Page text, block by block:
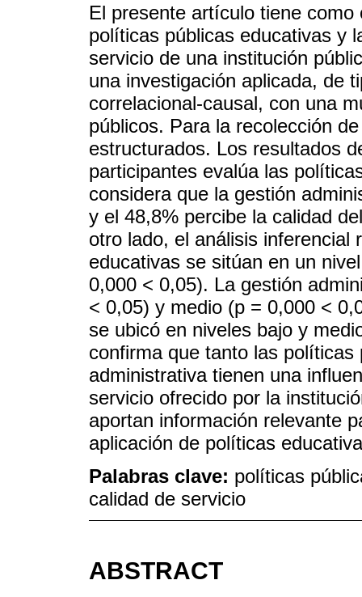
El presente artículo tiene
políticas públicas educativas y
servicio de una institución
una investigación aplicada, de
correlacional-causal, con una
públicos. Para la recolección
estructurados. Los resultados
participantes evalúa las
considera que la gestión
y el 48,8% percibe la calidad
otro lado, el análisis inferencial
educativas se sitúan en un
0,000 < 0,05). La gestión
< 0,05) y medio (p = 0,000 <
se ubicó en niveles bajo y
confirma que tanto las
administrativa tienen una
servicio ofrecido por la
aportan información relevante
aplicación de políticas
Palabras clave: políticas
calidad de servicio
ABSTRACT